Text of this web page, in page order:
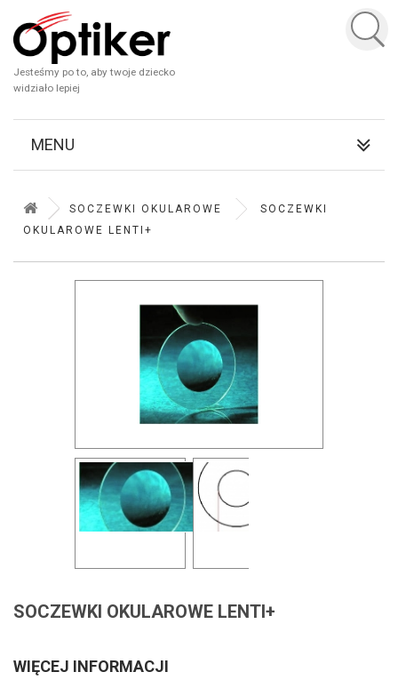
Jesteśmy po to, aby twoje dziecko
widziało lepiej
MENU
SOCZEWKI OKULAROWE
SOCZEWKI
OKULAROWE LENTI+
SOCZEWKI OKULAROWE LENTI+
WIĘCEJ INFORMACJI